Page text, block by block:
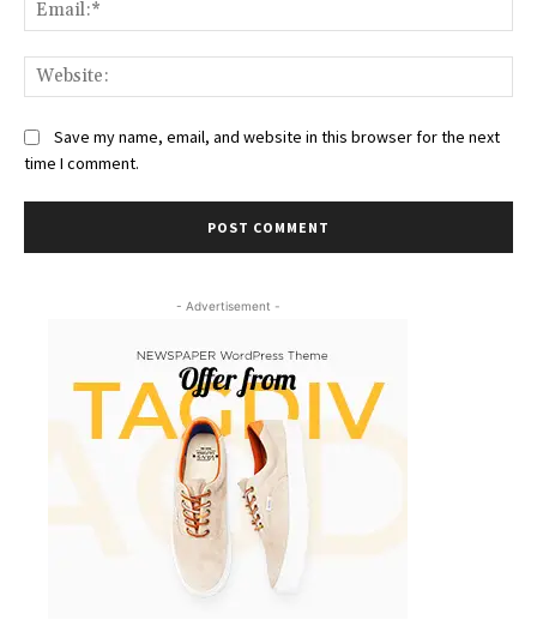
Save my name, email, and website in this browser for the next
time I comment.
- Advertisement -